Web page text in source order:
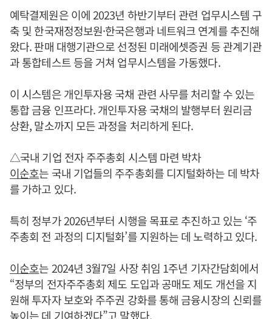
예탁결제원은 이에 2023년 하반기부터 관련 업무시스템 구
축 및 한국재정정보원·한국은행과 네트워크 연계를 추진해
왔다. 판매 대행기관으로 선정된 미래에셋증권 등 관계기관
과 통합테스트 등을 거쳐 업무시스템을 가동했다.
이 시스템은 개인투자용 국채 관련 사무를 처리할 수 있는
통합 금융 인프라다. 개인투자용 국채의 발행부터 원리금
상환, 말소까지 모든 과정을 처리하게 된다.
△국내 기업 전자 주주총회 시스템 마련 박차
이순호는 국내 기업들의 주주총회를 디지털화하는 데 박차
를 가하고 있다.
특히 정부가 2026년부터 시행을 목표로 추진하고 있는 ‘주
주총회 전 과정의 디지털화’를 지원하는 데 노력하고 있다.
이순호는 2024년 3월7일 사장 취임 1주년 기자간담회에서
“정부의 전자주주총회 제도 도입과 공매도 제도 개선을 지
원해 투자자 보호와 주주권 강화를 통해 금융시장의 신뢰를
높이는 데 기여하겠다”고 말했다.